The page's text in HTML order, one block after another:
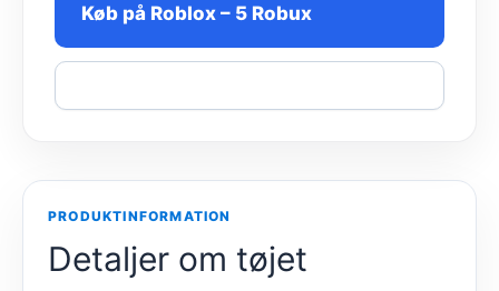
Køb på Roblox – 5 Robux
PRODUKTINFORMATION
Detaljer om tøjet